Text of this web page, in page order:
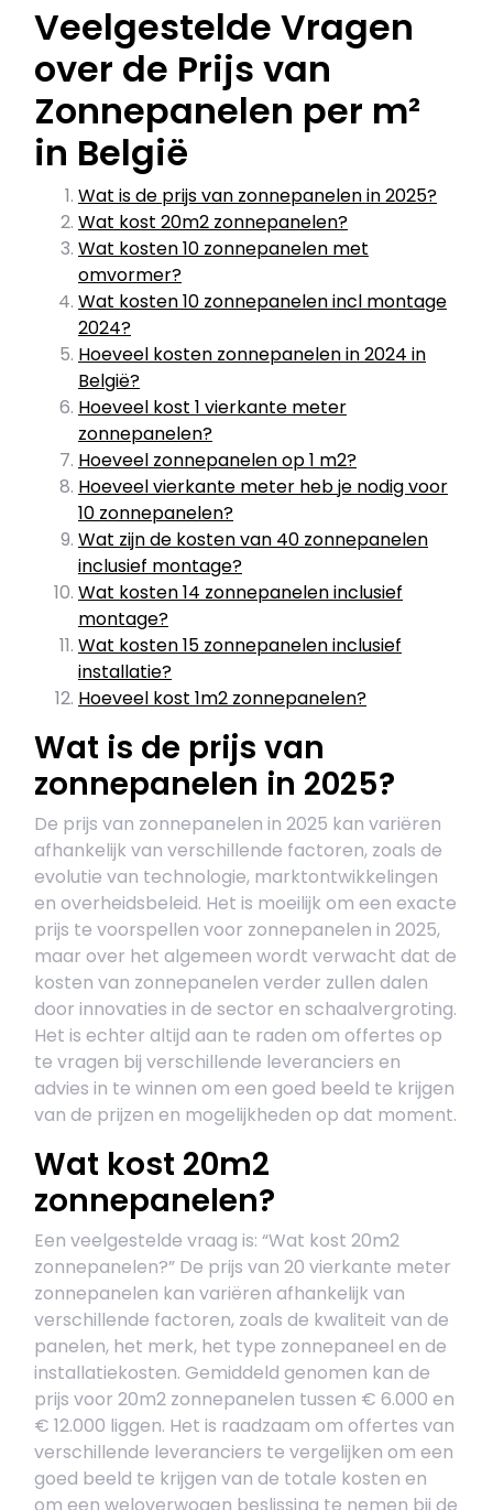
Veelgestelde Vragen
over de Prijs van
Zonnepanelen per m²
in België
Wat is de prijs van zonnepanelen in 2025?
Wat kost 20m2 zonnepanelen?
Wat kosten 10 zonnepanelen met
omvormer?
Wat kosten 10 zonnepanelen incl montage
2024?
Hoeveel kosten zonnepanelen in 2024 in
België?
Hoeveel kost 1 vierkante meter
zonnepanelen?
Hoeveel zonnepanelen op 1 m2?
Hoeveel vierkante meter heb je nodig voor
10 zonnepanelen?
Wat zijn de kosten van 40 zonnepanelen
inclusief montage?
Wat kosten 14 zonnepanelen inclusief
montage?
Wat kosten 15 zonnepanelen inclusief
installatie?
Hoeveel kost 1m2 zonnepanelen?
Wat is de prijs van
zonnepanelen in 2025?
De prijs van zonnepanelen in 2025 kan variëren
afhankelijk van verschillende factoren, zoals de
evolutie van technologie, marktontwikkelingen
en overheidsbeleid. Het is moeilijk om een exacte
prijs te voorspellen voor zonnepanelen in 2025,
maar over het algemeen wordt verwacht dat de
kosten van zonnepanelen verder zullen dalen
door innovaties in de sector en schaalvergroting.
Het is echter altijd aan te raden om offertes op
te vragen bij verschillende leveranciers en
advies in te winnen om een goed beeld te krijgen
van de prijzen en mogelijkheden op dat moment.
Wat kost 20m2
zonnepanelen?
Een veelgestelde vraag is: “Wat kost 20m2
zonnepanelen?” De prijs van 20 vierkante meter
zonnepanelen kan variëren afhankelijk van
verschillende factoren, zoals de kwaliteit van de
panelen, het merk, het type zonnepaneel en de
installatiekosten. Gemiddeld genomen kan de
prijs voor 20m2 zonnepanelen tussen € 6.000 en
€ 12.000 liggen. Het is raadzaam om offertes van
verschillende leveranciers te vergelijken om een
goed beeld te krijgen van de totale kosten en
om een weloverwogen beslissing te nemen bij de